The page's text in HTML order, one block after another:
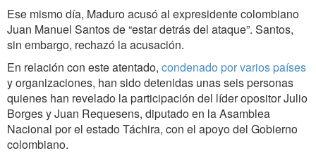
Ese mismo día, Maduro acusó al expresidente colombiano
Juan Manuel Santos de “estar detrás del ataque”. Santos,
sin embargo, rechazó la acusación.
En relación con este atentado, condenado por varios países
y organizaciones, han sido detenidas unas seis personas
quienes han revelado la participación del líder opositor Julio
Borges y Juan Requesens, diputado en la Asamblea
Nacional por el estado Táchira, con el apoyo del Gobierno
colombiano.